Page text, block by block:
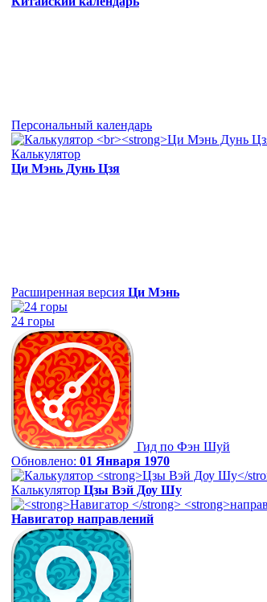
Персональный календарь
Калькулятор
Ци Мэнь Дунь Цзя
Расширенная версия Ци Мэнь
24 горы
Гид по Фэн Шуй
Обновлено: 01 Января 1970
Калькулятор Цзы Вэй Доу Шу
Навигатор направлений